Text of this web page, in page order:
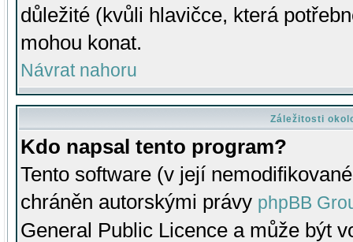
důležité (kvůli hlavičce, která
mohou konat.
Návrat nahoru
Záležitosti
Kdo napsal tento program?
Tento software (v její
chráněn autorskými právy phpBB
General Public Licence a může být